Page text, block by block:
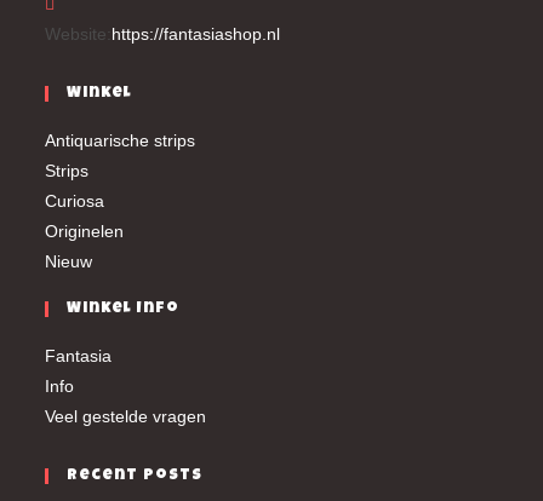
Website: https://fantasiashop.nl
Winkel
Antiquarische strips
Strips
Curiosa
Originelen
Nieuw
Winkel Info
Fantasia
Info
Veel gestelde vragen
Recent Posts